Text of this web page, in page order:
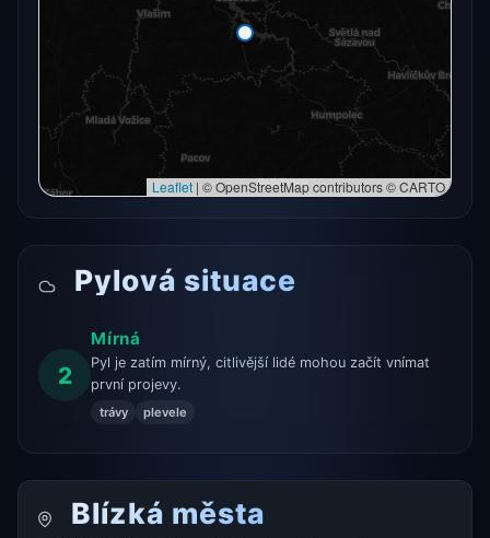
Otevřít v plné mapě
Zkusit znovu
Otevřít v plné mapě →
Leaflet | © OpenStreetMap contributors © CARTO
Pylová situace
2
Mírná
Pyl je zatím mírný, citlivější lidé mohou začít vnímat
první projevy.
trávy plevele
Blízká města